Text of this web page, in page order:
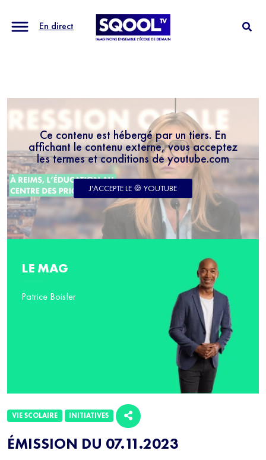
En direct
Ce contenu est hébergé par un tiers. En
affichant le contenu externe, vous acceptez
les termes et conditions de youtube.com
J'ACCEPTE LE 🍪 YOUTUBE
ÉMISSION DU 07.11.2023
VIE SCOLAIRE INITIATIVES
LE MAG
Patrice Boisfer